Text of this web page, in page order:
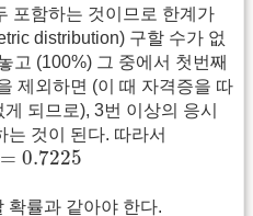
포함하는 것이므로 한계가
distribution) 구할 수가 없
고 (100%) 그 중에서 첫번째
제외하면 (이 때 자격증을 따
되므로), 3번 이상의 응시
는 것이 된다. 따라서
= 0.7225
확률과 같아야 한다.